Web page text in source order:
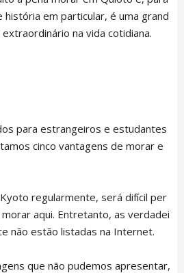
em particular, é uma grand
na vida cotidiana.
para estrangeiros e estudantes
cinco vantagens de morar e
regularmente, será difícil per
aqui. Entretanto, as verdadei
não estão listadas na Internet.
que não pudemos apresentar,